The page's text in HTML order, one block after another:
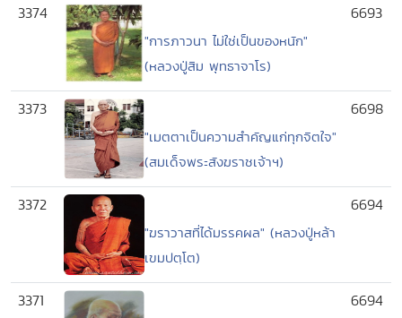
3374
"การภาวนา ไม่ใช่เป็นของหนัก"
(หลวงปู่สิม พุทธาจาโร)
6693
3373
"เมตตาเป็นความสำคัญแก่ทุกจิตใจ"
(สมเด็จพระสังฆราชเจ้าฯ)
6698
3372
"ฆราวาสที่ได้มรรคผล" (หลวงปู่หล้า
เขมปตฺโต)
6694
3371 6694